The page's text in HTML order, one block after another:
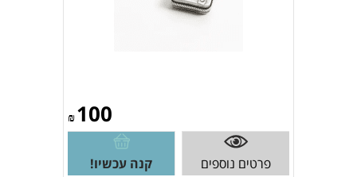
₪100
פרטים נוספים קנה עכשיו!